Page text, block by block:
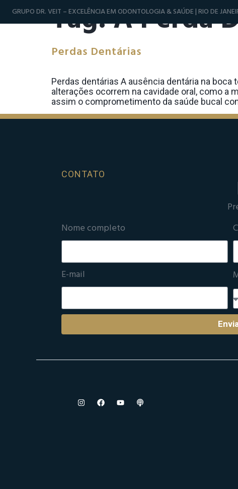
GRUPO DR. VEIT – EXCELÊNCIA EM ODONTOLOGIA & SAÚDE | RIO DE
Tag:A Perda
Perdas Dentárias
Perdas dentárias A ausência dentária na
alterações ocorrem na cavidade oral, como a
assim o comprometimento da saúde bucal
CONTATO
Nome completo
E-mail